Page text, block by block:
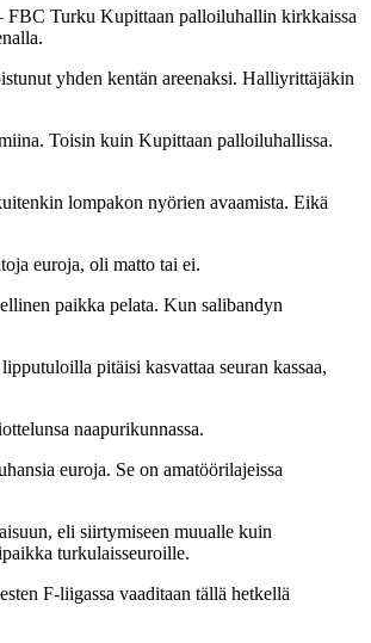
FBC Turku Kupittaan palloiluhallin kirkkaissa
yhden kentän areenaksi. Halliyrittäjäkin
Toisin kuin Kupittaan palloiluhallissa.
lompakon nyörien avaamista. Eikä
euroja, oli matto tai ei.
paikka pelata. Kun salibandyn
pitäisi kasvattaa seuran kassaa,
naapurikunnassa.
euroja. Se on amatöörilajeissa
eli siirtymiseen muualle kuin
turkulaisseuroille.
F-liigassa vaaditaan tällä hetkellä